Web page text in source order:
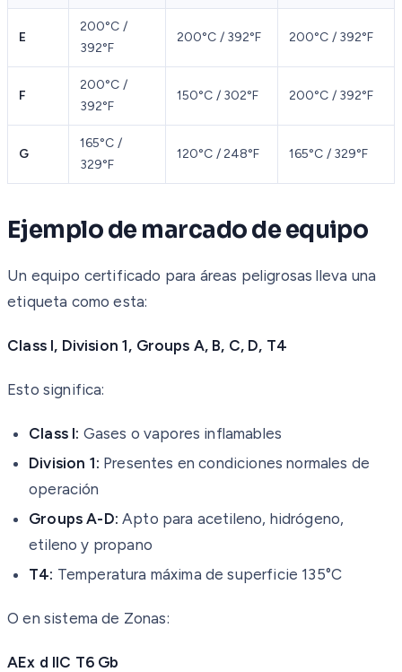
E
200°C /
392°F
200°C / 392°F 200°C / 392°F
F
200°C /
392°F
150°C / 302°F 200°C / 392°F
G
165°C /
329°F
120°C / 248°F 165°C / 329°F
Ejemplo de marcado de equipo
Un equipo certificado para áreas peligrosas lleva una
etiqueta como esta:
Class I, Division 1, Groups A, B, C, D, T4
Esto significa:
Class I: Gases o vapores inflamables
Division 1: Presentes en condiciones normales de
operación
Groups A-D: Apto para acetileno, hidrógeno,
etileno y propano
T4: Temperatura máxima de superficie 135°C
O en sistema de Zonas:
AEx d IIC T6 Gb